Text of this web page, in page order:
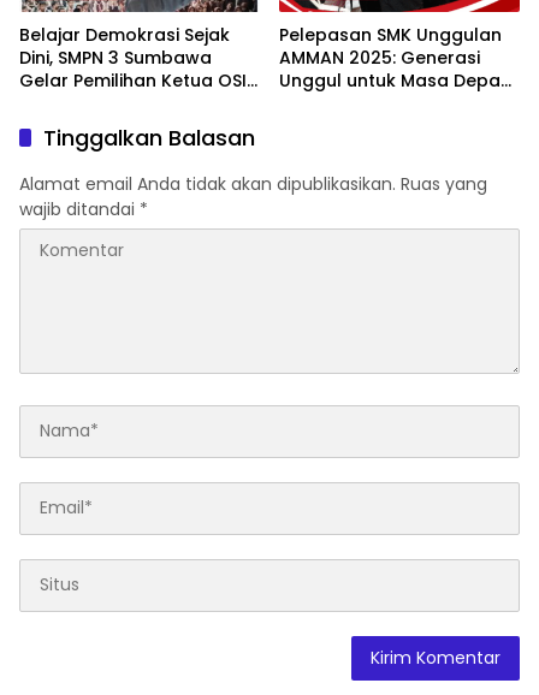
Belajar Demokrasi Sejak
Dini, SMPN 3 Sumbawa
Gelar Pemilihan Ketua OSIS
Pelepasan SMK Unggulan
AMMAN 2025: Generasi
Unggul untuk Masa Depan
Tinggalkan Balasan
Alamat email Anda tidak akan dipublikasikan. Ruas yang
wajib ditandai *